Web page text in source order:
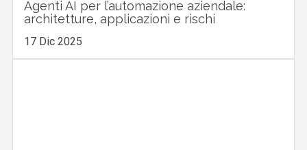
Agenti AI per l’automazione aziendale:
architetture, applicazioni e rischi
17 Dic 2025